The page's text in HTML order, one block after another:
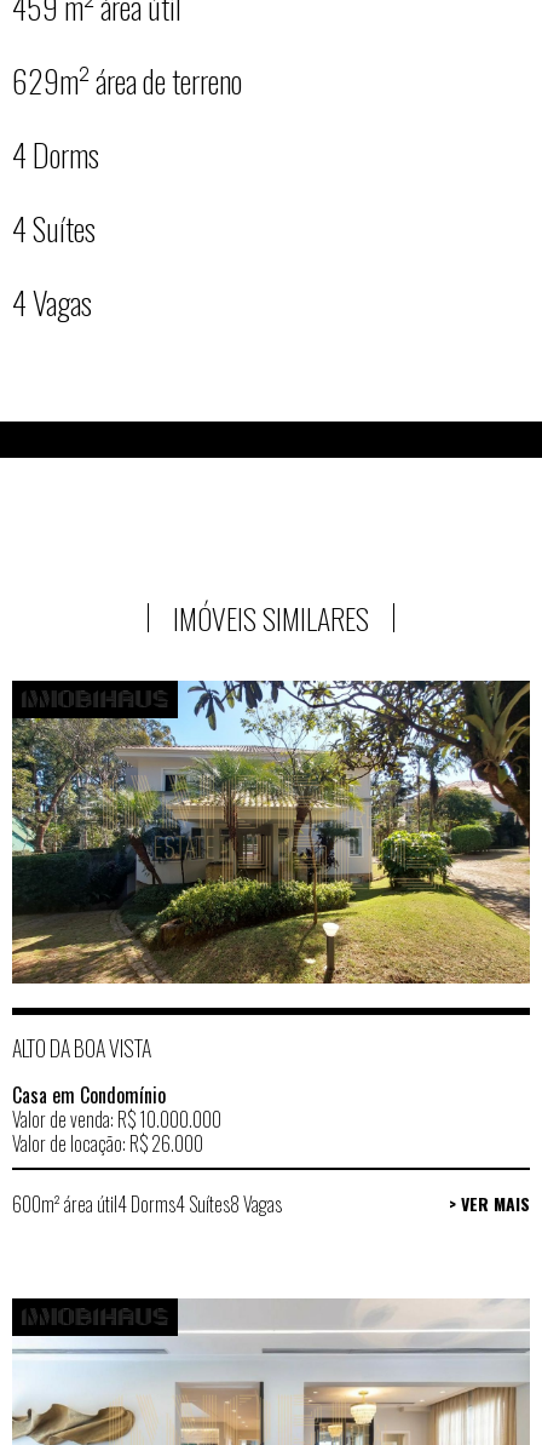
629m² área de terreno
4 Dorms
4 Suítes
4 Vagas
IMÓVEIS SIMILARES
ALTO DA BOA VISTA
Casa em Condomínio
Valor de venda: R$ 10.000.000
Valor de locação: R$ 26.000
600m² área útil4 Dorms4 Suítes8 Vagas > VER MAIS